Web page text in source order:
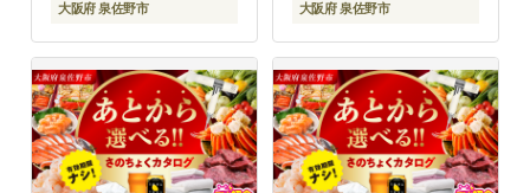
大阪府 泉佐野市 大阪府 泉佐野市